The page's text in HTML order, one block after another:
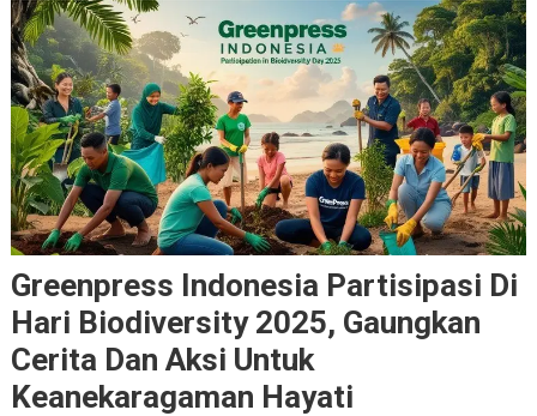
Greenpress Indonesia Partisipasi Di
Hari Biodiversity 2025, Gaungkan
Cerita Dan Aksi Untuk
Keanekaragaman Hayati